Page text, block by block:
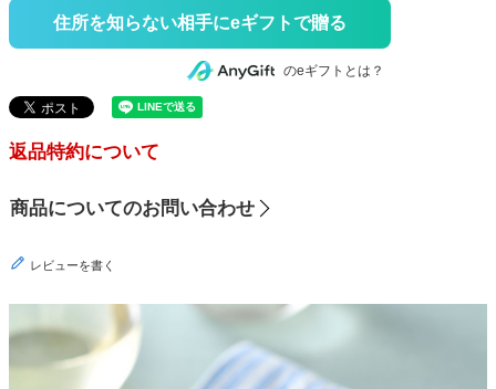
住所を知らない相手にeギフトで贈る
のeギフトとは？
返品特約について
商品についてのお問い合わせ
レビューを書く